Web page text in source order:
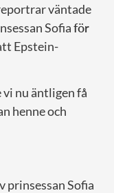
väntade
Sofiaför
Epstein-
nu äntligen få
henne och
prinsessan Sofia